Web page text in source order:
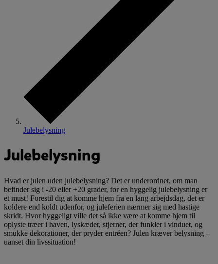
Julebelysning
Julebelysning
Hvad er julen uden julebelysning? Det er underordnet, om man
befinder sig i -20 eller +20 grader, for en hyggelig julebelysning er
et must! Forestil dig at komme hjem fra en lang arbejdsdag, det er
koldere end koldt udenfor, og juleferien nærmer sig med hastige
skridt. Hvor hyggeligt ville det så ikke være at komme hjem til
oplyste træer i haven, lyskæder, stjerner, der funkler i vinduet, og
smukke dekorationer, der pryder entréen? Julen kræver belysning –
uanset din livssituation!